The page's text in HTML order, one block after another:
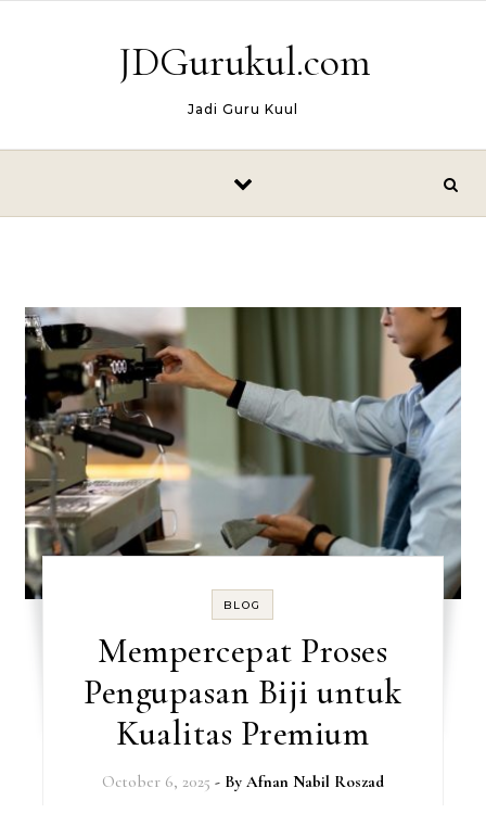
JDGurukul.com
Jadi Guru Kuul
BLOG
Mempercepat Proses
Pengupasan Biji untuk
Kualitas Premium
October 6, 2025 - By Afnan Nabil Roszad